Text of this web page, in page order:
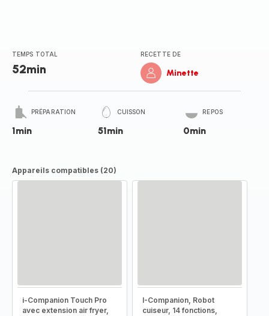
TEMPS TOTAL
52min
RECETTE DE
Minette
PRÉPARATION
1min
CUISSON
51min
REPOS
0min
Appareils compatibles (20)
i-Companion Touch Pro
avec extension air fryer,
I-Companion, Robot
cuiseur, 14 fonctions,